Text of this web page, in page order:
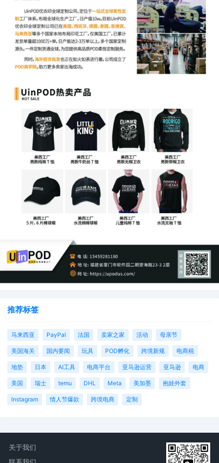
推荐标签
马来西亚 PayPal 法国 卖家之家 活动 母亲节
美国海关 国内要闻 玩具 POD孵化 跨境新规 电商税
地垫 日本 AI工具 电商平台 亚马逊运营 亚马逊 电商
美国 瑞士 temu DHL Meta 美加墨 抱娃外套
Instagram 情人节爆款 跨境电商 定制
关于我们